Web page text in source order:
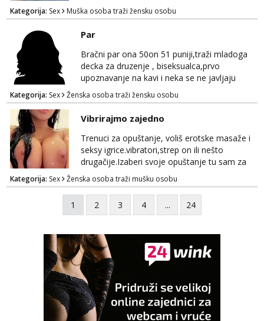
Kategorija: Sex Muška osoba traži žensku osobu
Par
Bračni par ona 50on 51 puniji,traži mladoga
decka za druzenje , biseksualca,prvo
upoznavanje na kavi i neka se ne javljaju
stariji od 30 godina
Kategorija: Sex Ženska osoba traži žensku osobu
Vibrirajmo zajedno
Trenuci za opuštanje, voliš erotske masaže i
seksy igrice.vibratori,strep on ili nešto
drugačije.Izaberi svoje opuštanje tu sam za
tebe.sve info na mob 095/762-8147
Kategorija: Sex Ženska osoba traži mušku osobu
1 2 3 4 ... 24